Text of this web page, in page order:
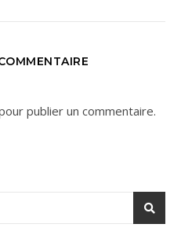
publier un commentaire.